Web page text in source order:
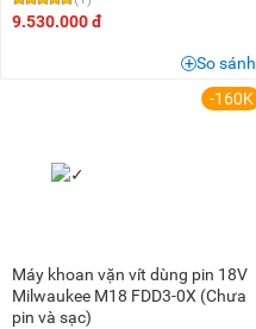
9.530.000 đ
So sánh
-160K
Máy khoan vặn vít dùng pin 18V
Milwaukee M18 FDD3-0X (Chưa
pin và sạc)